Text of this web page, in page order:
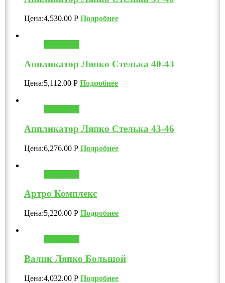
Цена:4,530.00 Р Подробнее
Аппликатор Ляпко Стелька 40-43
Цена:5,112.00 Р Подробнее
Аппликатор Ляпко Стелька 43-46
Цена:6,276.00 Р Подробнее
Артро Комплекс
Цена:5,220.00 Р Подробнее
Валик Ляпко Большой
Цена:4,032.00 Р Подробнее